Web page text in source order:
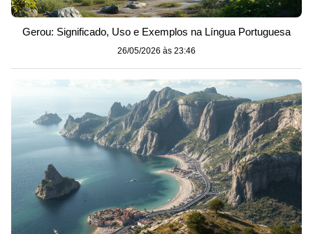
Gerou: Significado, Uso e Exemplos na Língua Portuguesa
26/05/2026 às 23:46